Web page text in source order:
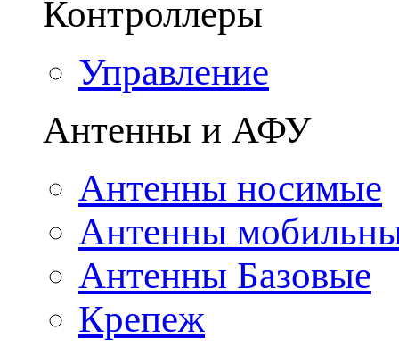
Контроллеры
Управление
Антенны и АФУ
Антенны носимые
Антенны
Антенны Базовые
Крепеж